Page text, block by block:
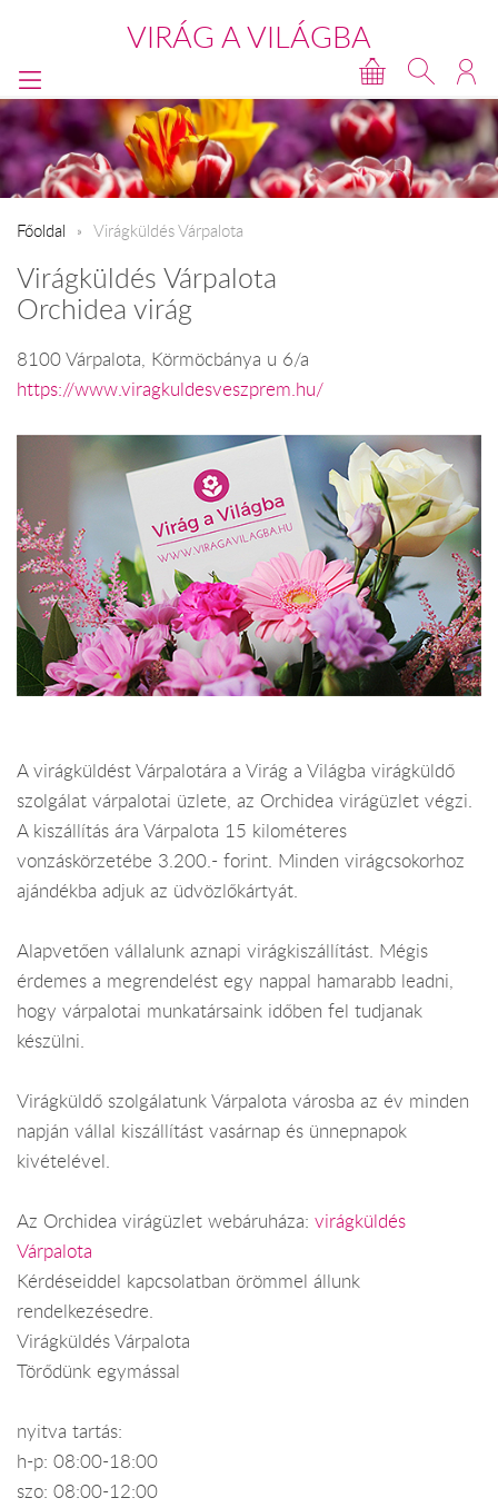
VIRÁG A VILÁGBA
Főoldal Virágküldés Várpalota
Virágküldés Várpalota
Orchidea virág
8100 Várpalota, Körmöcbánya u 6/a
https://www.viragkuldesveszprem.hu/
A virágküldést Várpalotára a Virág a Világba virágküldő
szolgálat várpalotai üzlete, az Orchidea virágüzlet végzi.
A kiszállítás ára Várpalota 15 kilométeres
vonzáskörzetébe 3.200.- forint. Minden virágcsokorhoz
ajándékba adjuk az üdvözlőkártyát.
Alapvetően vállalunk aznapi virágkiszállítást. Mégis
érdemes a megrendelést egy nappal hamarabb leadni,
hogy várpalotai munkatársaink időben fel tudjanak
készülni.
Virágküldő szolgálatunk Várpalota városba az év minden
napján vállal kiszállítást vasárnap és ünnepnapok
kivételével.
Az Orchidea virágüzlet webáruháza: virágküldés
Várpalota
Kérdéseiddel kapcsolatban örömmel állunk
rendelkezésedre.
Virágküldés Várpalota
Törődünk egymással
nyitva tartás:
h-p: 08:00-18:00
szo: 08:00-12:00